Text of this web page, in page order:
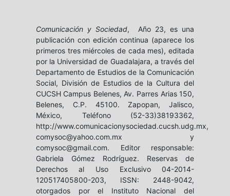
Comunicación y Sociedad, Año 23, es una
publicación con edición continua (aparece los
primeros tres miércoles de cada mes), editada
por la Universidad de Guadalajara, a través del
Departamento de Estudios de la Comunicación
Social, División de Estudios de la Cultura del
CUCSH Campus Belenes, Av. Parres Arias 150,
Belenes, C.P. 45100. Zapopan, Jalisco,
México, Teléfono (52-33)38193362,
http://www.comunicacionysociedad.cucsh.udg.mx,
comysoc@yahoo.com.mx y
comysoc@gmail.com. Editor responsable:
Gabriela Gómez Rodríguez. Reservas de
Derechos al Uso Exclusivo 04-2014-
120517405800-203, ISSN: 2448-9042,
otorgados por el Instituto Nacional del